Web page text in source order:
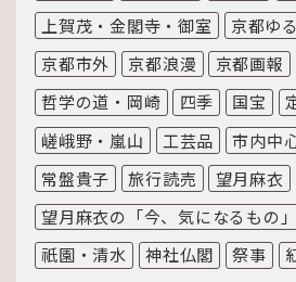
上賀茂・金閣寺・御室
京都ゆ
京都市外
京都浪漫 京都画報
哲学の道・岡崎
四季 国宝
嵯峨野・嵐山
工芸品
市内中
常盤貴子
旅行読売
望月麻衣
望月麻衣の「今、気になるもの」
祇園・清水
神社仏閣 祭事